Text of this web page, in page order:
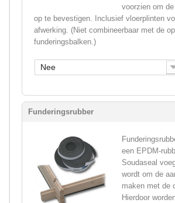
voorzien om
op te bevestigen. Inclusief vloerplinten
afwerking. (Niet combineerbaar met de
funderingsbalken.)
Nee
Funderingsrubber
een EPDM-
Soudaseal
wordt om de
maken met de
Hierdoor